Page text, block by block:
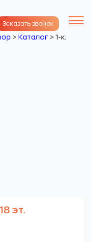
Заказать звонок
> Каталог > 1-к.
эт.